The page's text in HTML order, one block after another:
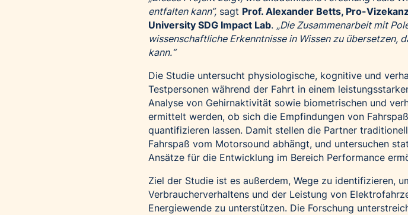
entfalten kann“, sagt Prof. Alexander Betts, Pro-
University SDG Impact Lab. „Die Zusammenarbeit mit
wissenschaftliche Erkenntnisse in Wissen zu übersetzen,
kann.“
Die Studie untersucht physiologische, kognitive und
Testpersonen während der Fahrt in einem
Analyse von Gehirnaktivität sowie biometrischen und
ermittelt werden, ob sich die Empfindungen von
quantifizieren lassen. Damit stellen die Partner
Fahrspaß vom Motorsound abhängt, und untersuchen
Ansätze für die Entwicklung im Bereich Performance
Ziel der Studie ist es außerdem, Wege zu identifizieren,
Verbraucherverhaltens und der Leistung von
Energiewende zu unterstützen. Die Forschung